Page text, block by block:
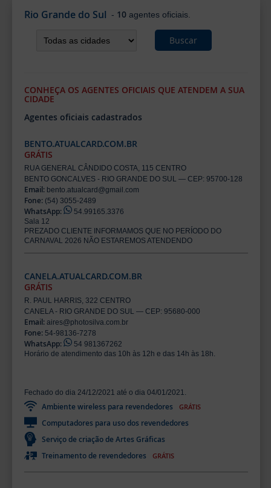
Rio Grande do Sul - 10agentes oficiais.
Buscar
CONHEÇA OS AGENTES OFICIAIS QUE ATENDEM A SUA
CIDADE
Agentes oficiais cadastrados
BENTO.ATUALCARD.COM.BR
GRÁTIS
RUA GENERAL CÂNDIDO COSTA, 115 CENTRO
BENTO GONCALVES - RIO GRANDE DO SUL — CEP: 95700-128
Email: bento.atualcard@gmail.com
Fone: (54) 3055-2489
WhatsApp:
54.99165.3376
Sala 12
PREZADO CLIENTE INFORMAMOS QUE NO PERÍODO DO
CARNAVAL 2026 NÃO ESTAREMOS ATENDENDO
CANELA.ATUALCARD.COM.BR
GRÁTIS
R. PAUL HARRIS, 322 CENTRO
CANELA - RIO GRANDE DO SUL — CEP: 95680-000
Email: aires@photosilva.com.br
Fone: 54-98136-7278
WhatsApp:
54 981367262
Horário de atendimento das 10h às 12h e das 14h às 18h.
Fechado do dia 24/12/2021 até o dia 04/01/2021.
Ambiente wireless para revendedores GRÁTIS
Computadores para uso dos revendedores
Serviço de criação de Artes Gráficas
Treinamento de revendedores
GRÁTIS